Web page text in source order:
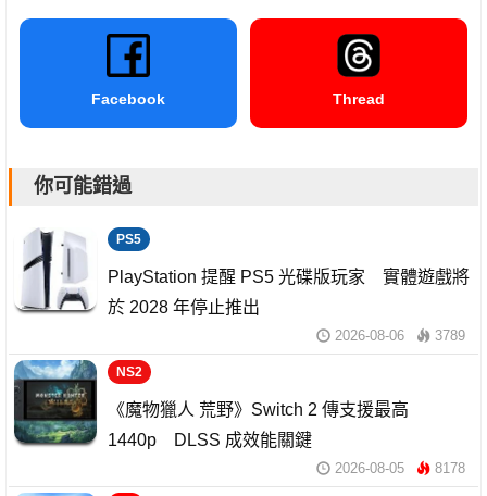
Facebook Thread
你可能錯過
PS5
PlayStation 提醒 PS5 光碟版玩家 實體遊戲將
於 2028 年停止推出
2026-08-06 3789
NS2
《魔物獵人 荒野》Switch 2 傳支援最高
1440p DLSS 成效能關鍵
2026-08-05 8178